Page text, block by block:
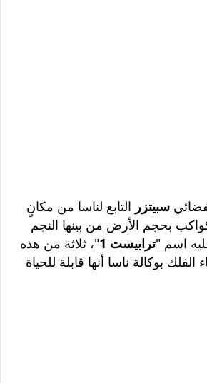
سبيتزر التابع لناسا من مكانٍ
بحجم الأرض من بينها النجم
اسم "ترابيست 1
"، ثلاثة من هذه
بوكالة ناسا أنها قابلة للحياة